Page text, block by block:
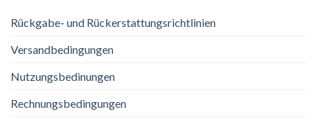
Rückgabe- und Rückerstattungsrichtlinien
Versandbedingungen
Nutzungsbedinungen
Rechnungsbedingungen